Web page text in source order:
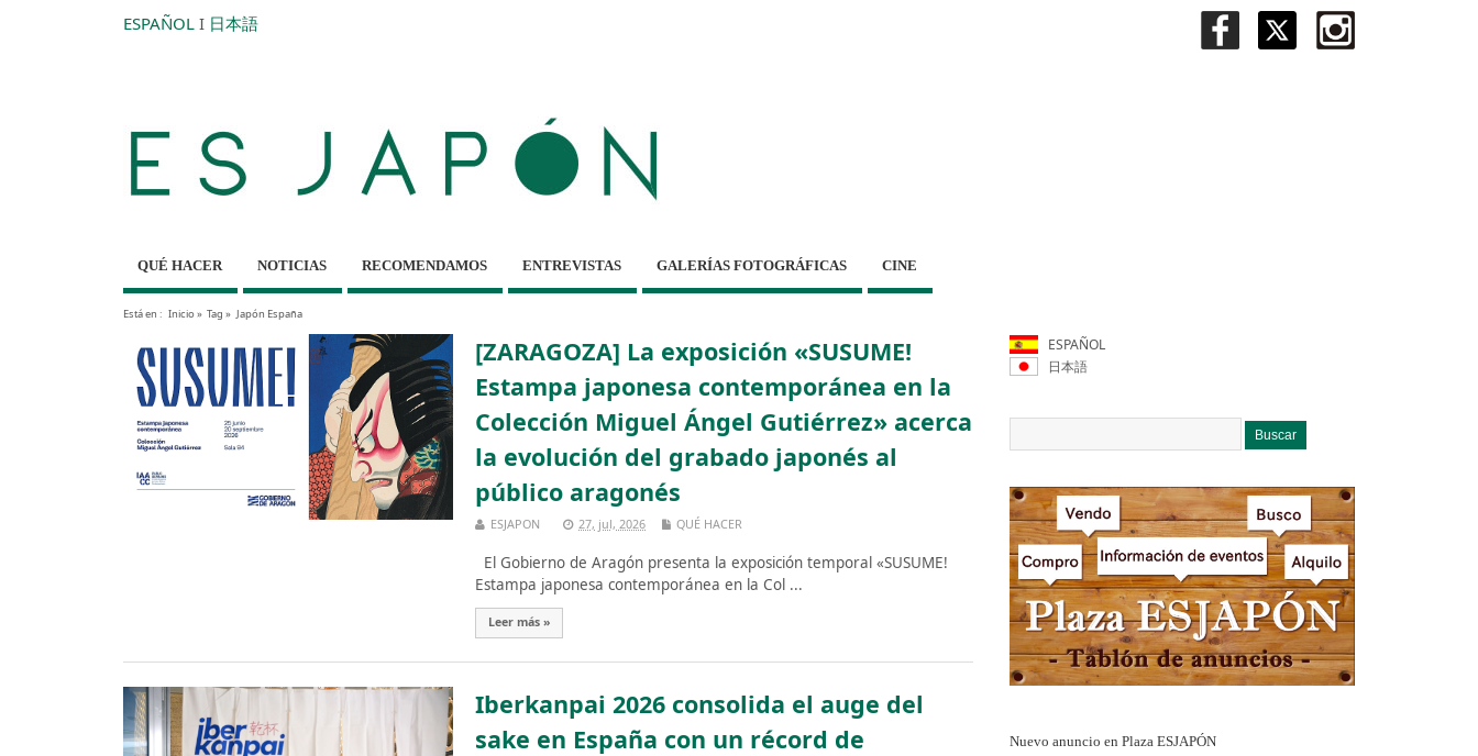
ESPAÑOL I 日本語
QUÉ HACER NOTICIAS RECOMENDAMOS ENTREVISTAS GALERÍAS FOTOGRÁFICAS CINE
Está en : Inicio» Tag » Japón España
[ZARAGOZA] La exposición «SUSUME!
Estampa japonesa contemporánea en la
Colección Miguel Ángel Gutiérrez» acerca
la evolución del grabado japonés al
público aragonés
ESJAPON 27, jul, 2026 QUÉ HACER
El Gobierno de Aragón presenta la exposición temporal «SUSUME!
Estampa japonesa contemporánea en la Col ...
Leer más »
Iberkanpai 2026 consolida el auge del
sake en España con un récord de
ESPAÑOL
日本語
Nuevo anuncio en Plaza ESJAPÓN